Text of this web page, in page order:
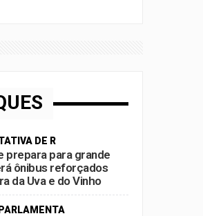
DE R
prepara para grande
ônibus reforçados
da Uva e do Vinho